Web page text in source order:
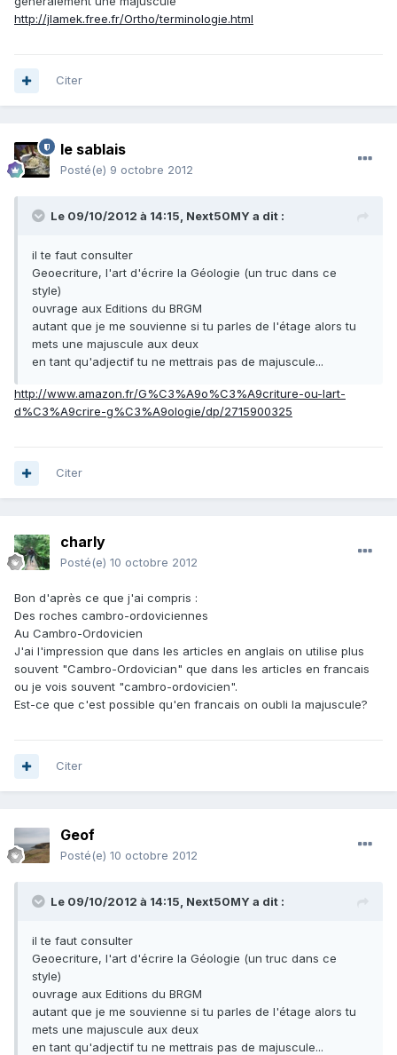
http://jlamek.free.fr/Ortho/terminologie.html
Citer
le sablais
Posté(e) 9 octobre 2012
Le 09/10/2012 à 14:15, Next50MY a dit :
il te faut consulter
Geoecriture, l'art d'écrire la Géologie (un truc dans ce
style)
ouvrage aux Editions du BRGM
autant que je me souvienne si tu parles de l'étage alors tu
mets une majuscule aux deux
en tant qu'adjectif tu ne mettrais pas de majuscule...
http://www.amazon.fr/G%C3%A9o%C3%A9criture-ou-lart-
d%C3%A9crire-g%C3%A9ologie/dp/2715900325
Citer
charly
Posté(e) 10 octobre 2012
Bon d'après ce que j'ai compris :
Des roches cambro-ordoviciennes
Au Cambro-Ordovicien
J'ai l'impression que dans les articles en anglais on utilise plus
souvent "Cambro-Ordovician" que dans les articles en francais
ou je vois souvent "cambro-ordovicien".
Est-ce que c'est possible qu'en francais on oubli la majuscule?
Citer
Geof
Posté(e) 10 octobre 2012
Le 09/10/2012 à 14:15, Next50MY a dit :
il te faut consulter
Geoecriture, l'art d'écrire la Géologie (un truc dans ce
style)
ouvrage aux Editions du BRGM
autant que je me souvienne si tu parles de l'étage alors tu
mets une majuscule aux deux
en tant qu'adjectif tu ne mettrais pas de majuscule...